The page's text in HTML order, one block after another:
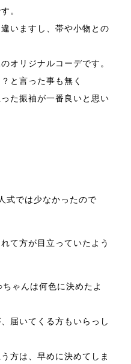
。
いますし、帯や小物との
オリジナルコーデです。
と言った事も無く
た振袖が一番良いと思い
式では少なかったので
て方が目立っていたよう
ゃんは何色に決めたよ
届いてくる方もいらっし
方は、早めに決めてしま